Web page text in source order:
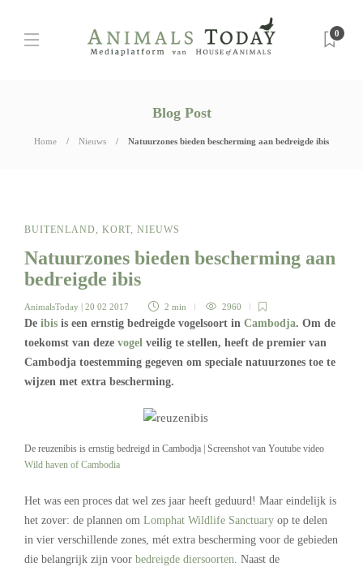
0
Blog Post
Home Nieuws Natuurzones bieden bescherming aan bedreigde ibis
BUITENLAND, KORT, NIEUWS
Natuurzones bieden bescherming aan
bedreigde ibis
AnimalsToday | 20 02 2017 2 min 2960
De ibis is een ernstig bedreigde vogelsoort in Cambodja. Om de
toekomst van deze vogel veilig te stellen, heeft de premier van
Cambodja toestemming gegeven om speciale natuurzones toe te
wijzen met extra bescherming.
De reuzenibis is ernstig bedreigd in Cambodja | Screenshot van Youtube video
Wild haven of Cambodia
Het was een proces dat wel zes jaar heeft geduurd! Maar eindelijk is
het zover: de plannen om Lomphat Wildlife Sanctuary op te delen
in vier verschillende zones, mét extra bescherming voor de gebieden
die belangrijk zijn voor bedreigde diersoorten . Naast de